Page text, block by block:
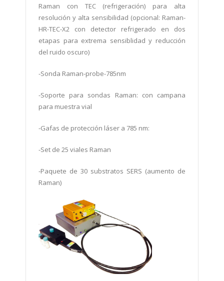
Raman con TEC (refrigeración) para alta
resolución y alta sensibilidad (opcional: Raman-
HR-TEC-X2 con detector refrigerado en dos
etapas para extrema sensiblidad y reducción
del ruido oscuro)
-Sonda Raman-probe-785nm
-Soporte para sondas Raman: con campana
para muestra vial
-Gafas de protección láser a 785 nm:
-Set de 25 viales Raman
-Paquete de 30 substratos SERS (aumento de
Raman)